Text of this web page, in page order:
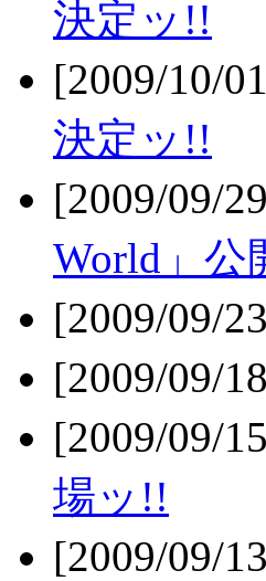
決定ッ!!
[2009/10/
決定ッ!!
[2009/09/
World」
[2009/09/
[2009/09/
[2009/09/
場ッ!!
[2009/09/